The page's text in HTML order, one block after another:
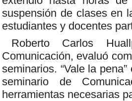
suspensión de clases en
estudiantes y docentes
Roberto Carlos
Comunicación, evaluó
seminarios. “Vale la
seminario de
herramientas necesarias